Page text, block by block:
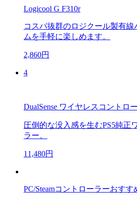
Logicool G F310r
コスパ抜群のロジクール製有線
ムを手軽に楽しめます。
2,860円
4
DualSense ワイヤレスコントロ
圧倒的な没入感を生むPS5純正
ラー。
11,480円
PC/Steamコントローラーおすす